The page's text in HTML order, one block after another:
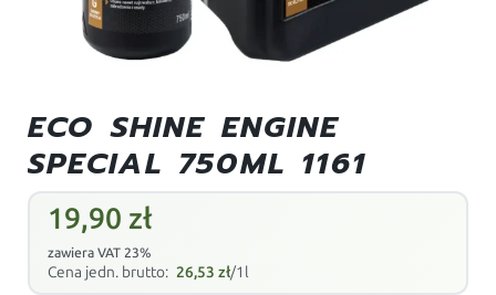
ECO SHINE ENGINE
SPECIAL 750ML 1161
19,90 zł
zawiera VAT 23%
Cena jedn. brutto: 26,53zł/1l